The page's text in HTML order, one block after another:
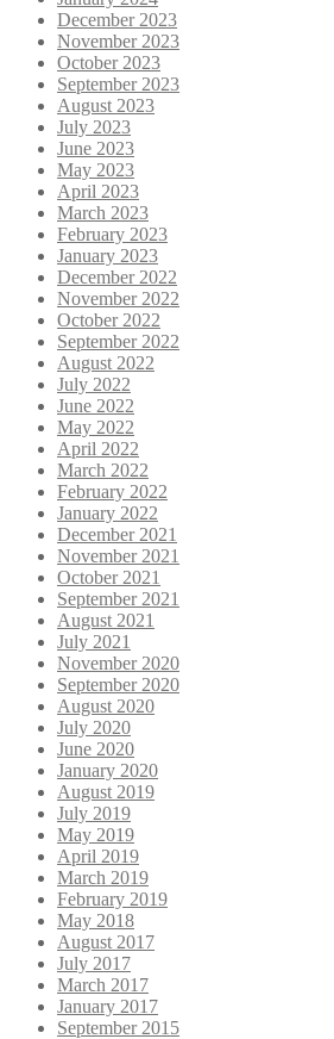
December 2023
November 2023
October 2023
September 2023
August 2023
July 2023
June 2023
May 2023
April 2023
March 2023
February 2023
January 2023
December 2022
November 2022
October 2022
September 2022
August 2022
July 2022
June 2022
May 2022
April 2022
March 2022
February 2022
January 2022
December 2021
November 2021
October 2021
September 2021
August 2021
July 2021
November 2020
September 2020
August 2020
July 2020
June 2020
January 2020
August 2019
July 2019
May 2019
April 2019
March 2019
February 2019
May 2018
August 2017
July 2017
March 2017
January 2017
September 2015